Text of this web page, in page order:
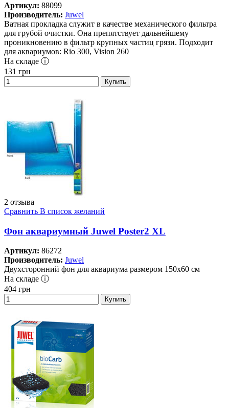
Артикул: 88099
Производитель: Juwel
Ватная прокладка служит в качестве механического фильтра
для грубой очистки. Она препятствует дальнейшему
проникновению в фильтр крупных частиц грязи. Подходит
для аквариумов: Rio 300, Vision 260
На складе ⓘ
131 грн
Купить
2 отзыва
Сравнить В список желаний
Фон аквариумный Juwel Poster2 XL
Артикул: 86272
Производитель: Juwel
Двухсторонний фон для аквариума размером 150х60 см
На складе ⓘ
404 грн
Купить